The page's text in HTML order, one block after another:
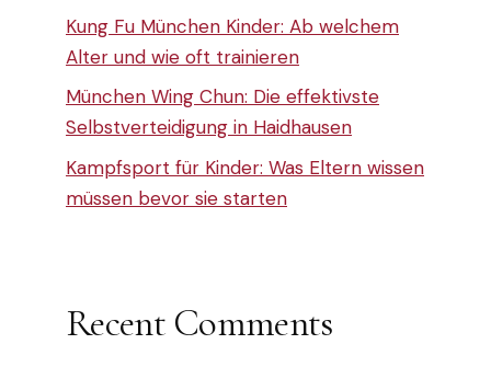
Kung Fu München Kinder: Ab welchem
Alter und wie oft trainieren
München Wing Chun: Die effektivste
Selbstverteidigung in Haidhausen
Kampfsport für Kinder: Was Eltern wissen
müssen bevor sie starten
Recent Comments